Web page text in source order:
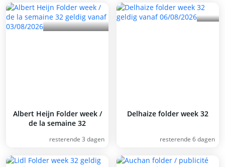
Albert Heijn Folder week /
de la semaine 32
resterende 3 dagen
Delhaize folder week 32
resterende 6 dagen